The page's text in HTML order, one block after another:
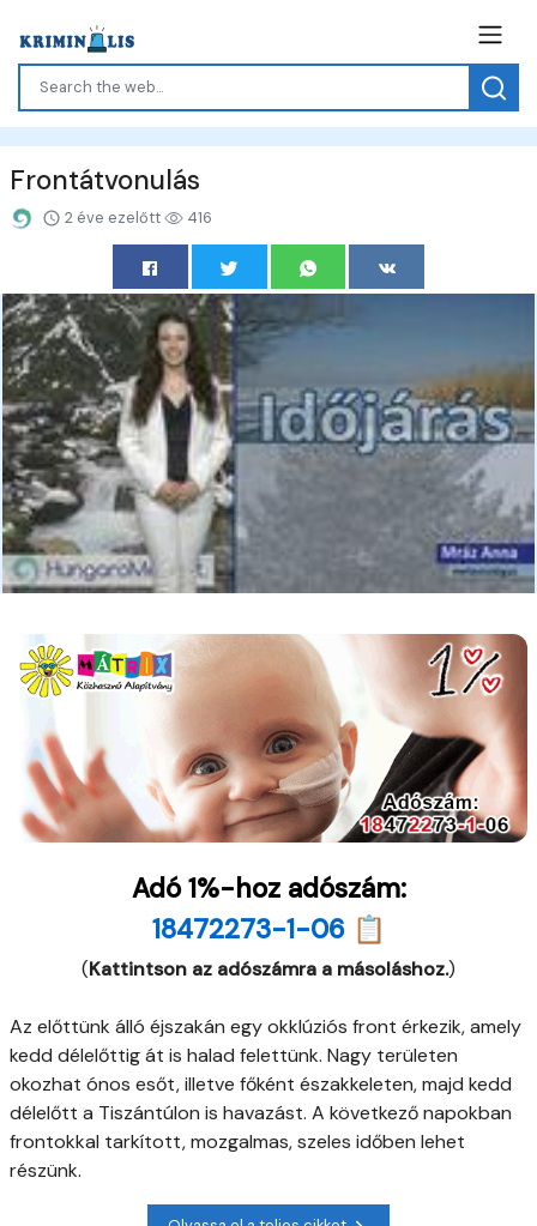
Frontátvonulás
2 éve ezelőtt 416
Adó 1%-hoz adószám:
18472273-1-06 📋
(Kattintson az adószámra a másoláshoz.)
Az előttünk álló éjszakán egy okklúziós front érkezik, amely
kedd délelőttig át is halad felettünk. Nagy területen
okozhat ónos esőt, illetve főként északkeleten, majd kedd
délelőtt a Tiszántúlon is havazást. A következő napokban
frontokkal tarkított, mozgalmas, szeles időben lehet
részünk.